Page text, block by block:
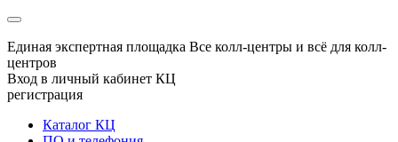
Единая экспертная площадка Все колл-центры и всё для колл-
центров
Вход в личный кабинет КЦ
регистрация
Каталог КЦ